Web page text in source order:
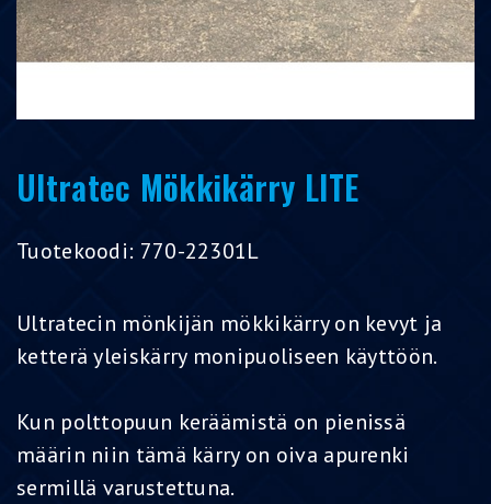
Ultratec Mökkikärry LITE
Tuotekoodi: 770-22301L
Ultratecin mönkijän mökkikärry on kevyt ja
ketterä yleiskärry monipuoliseen käyttöön.
Kun polttopuun keräämistä on pienissä
määrin niin tämä kärry on oiva apurenki
sermillä varustettuna.